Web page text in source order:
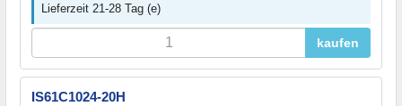
Lieferzeit 21-28 Tag (e)
kaufen
IS61C1024-20H